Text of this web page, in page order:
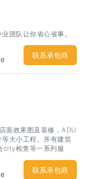
团队让你省心省事。
联系承包商
面效果图及装修，ADU
大小工程。并有建筑
city检查等一系列服
队，相信定会给你一个
联系承包商